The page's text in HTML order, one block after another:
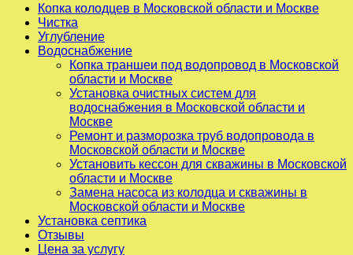
Копка колодцев в Московской области и Москве
Чистка
Углубление
Водоснабжение
Копка траншеи под водопровод в Московской
области и Москве
Установка очистных систем для
водоснабжения в Московской области и
Москве
Ремонт и разморозка труб водопровода в
Московской области и Москве
Установить кессон для скважины в Московской
области и Москве
Замена насоса из колодца и скважины в
Московской области и Москве
Установка септика
Отзывы
Цена за услугу